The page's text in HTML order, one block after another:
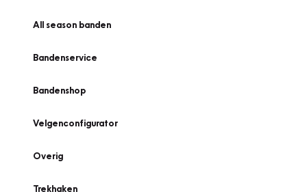
All season banden
Bandenservice
Bandenshop
Velgenconfigurator
Overig
Trekhaken